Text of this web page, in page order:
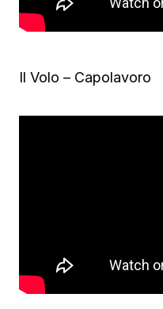
Il Volo – Capolavoro